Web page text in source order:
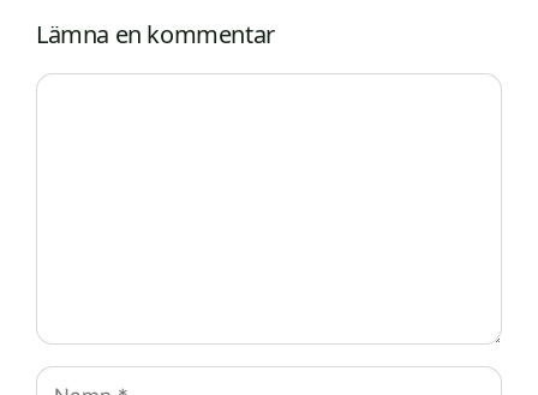
Lämna en kommentar
Kommentar
Namn